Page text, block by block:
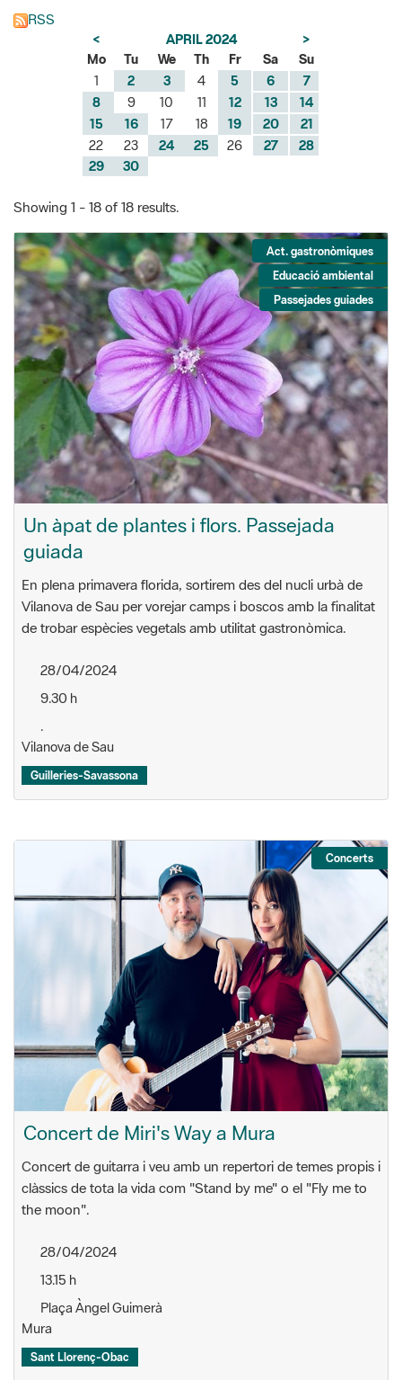
RSS
< APRIL 2024
>
Mo
Tu We Th Fr Sa
Su
1
2 3 4 5 6
7
8
9 10 11 12 13
14
15
16 17 18 19 20
21
22
23 24 25 26 27
28
29
30
Showing 1 - 18 of 18 results.
Act. gastronòmiques
Educació ambiental
Passejades guiades
Un àpat de plantes i flors. Passejada
guiada
En plena primavera florida, sortirem des del nucli urbà de
Vilanova de Sau per vorejar camps i boscos amb la finalitat
de trobar espècies vegetals amb utilitat gastronòmica.
28/04/2024
9.30 h
.
Vilanova de Sau
Guilleries-Savassona
Concerts
Concert de Miri's Way a Mura
Concert de guitarra i veu amb un repertori de temes propis i
clàssics de tota la vida com "Stand by me" o el "Fly me to
the moon".
28/04/2024
13.15 h
Plaça Àngel Guimerà
Mura
Sant Llorenç-Obac